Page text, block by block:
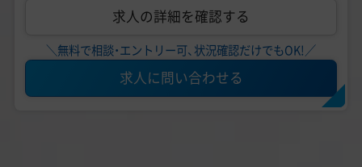
求人の詳細を確認する
＼無料で相談・エントリー可、状況確認だけでもOK!／
求人に問い合わせる